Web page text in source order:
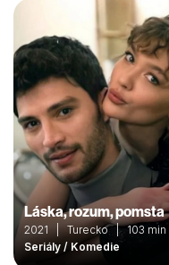
Láska, rozum, pomsta
2021 | Turecko | 103 min
Seriály / Komedie